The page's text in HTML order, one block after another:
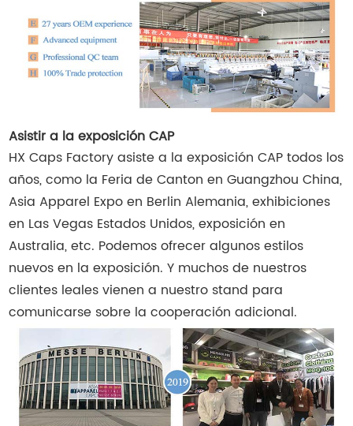
Asistir a la exposición CAP
HX Caps Factory asiste a la exposición CAP todos los
años, como la Feria de Canton en Guangzhou China,
Asia Apparel Expo en Berlin Alemania, exhibiciones
en Las Vegas Estados Unidos, exposición en
Australia, etc. Podemos ofrecer algunos estilos
nuevos en la exposición. Y muchos de nuestros
clientes leales vienen a nuestro stand para
comunicarse sobre la cooperación adicional.